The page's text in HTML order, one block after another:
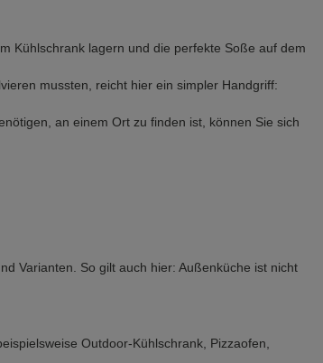
Kühlschrank lagern und die perfekte Soße auf dem
mussten, reicht hier ein simpler Handgriff:
an einem Ort zu finden ist, können Sie sich
Varianten. So gilt auch hier: Außenküche ist nicht
Outdoor-Kühlschrank, Pizzaofen,